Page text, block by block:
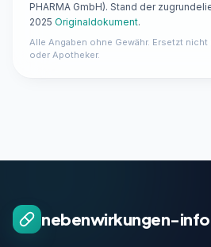
PHARMA GmbH). Stand der
2025 Originaldokument.
Alle Angaben ohne Gewähr. Ersetzt
oder Apotheker.
nebenwirkungen-